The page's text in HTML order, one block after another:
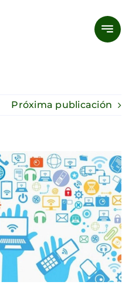
Próxima publicación